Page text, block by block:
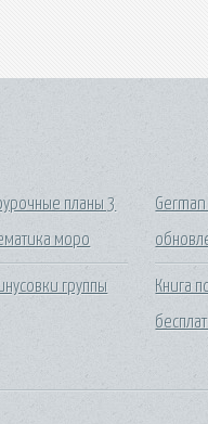
планы 3
моро
группы
Книга